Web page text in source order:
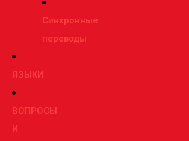
Синхронные
переводы
ЯЗЫКИ
ВОПРОСЫ
И